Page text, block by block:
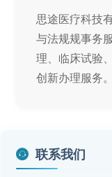
思途医疗科技
与法规规事务
理、临床试验
创新办理服务。
联系我们